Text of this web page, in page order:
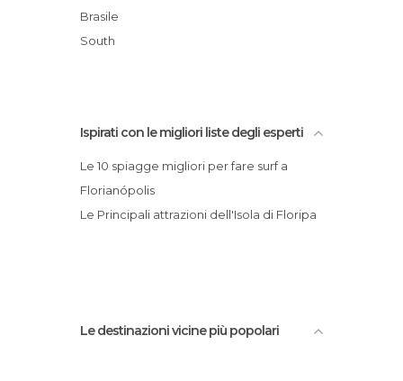
Vie a Florianopolis
Villaggi a Florianopolis
Ilha do Campeche
Praia de Canasvieira
Brasile
South
Ispirati con le migliori liste degli esperti
Le 10 spiagge migliori per fare surf a
Florianópolis
Le Principali attrazioni dell'Isola di Floripa
Le destinazioni vicine più popolari